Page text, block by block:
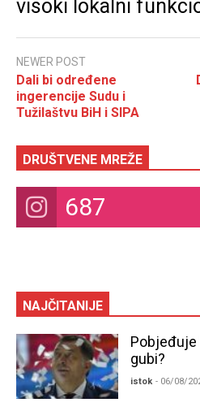
visoki lokalni
NEWER POST
Dali bi određene
ingerencije Sudu i
Tužilaštvu BiH i SIPA
DRUŠTVENE MREŽE
687
NAJČITANIJE
Pobjeđuje
gubi?
istok - 06/08/